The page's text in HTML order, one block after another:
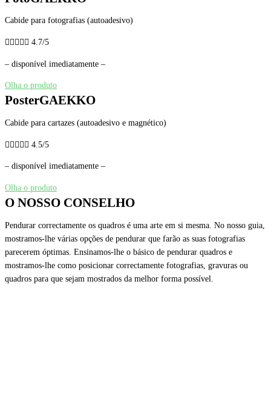
Cabide para fotografias (autoadesivo)
     4.7/5
– disponível imediatamente –
Olha o produto
PosterGAEKKO
Cabide para cartazes (autoadesivo e magnético)
 4.5/5
– disponível imediatamente –
Olha o produto
O NOSSO CONSELHO
Pendurar correctamente os quadros é uma arte em si mesma. No nosso guia,
mostramos-lhe várias opções de pendurar que farão as suas fotografias
parecerem óptimas. Ensinamos-lhe o básico de pendurar quadros e
mostramos-lhe como posicionar correctamente fotografias, gravuras ou
quadros para que sejam mostrados da melhor forma possível.